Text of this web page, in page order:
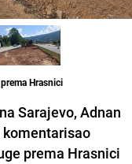
Hrasnici
Sarajevo, Adnan
prema Hrasnici